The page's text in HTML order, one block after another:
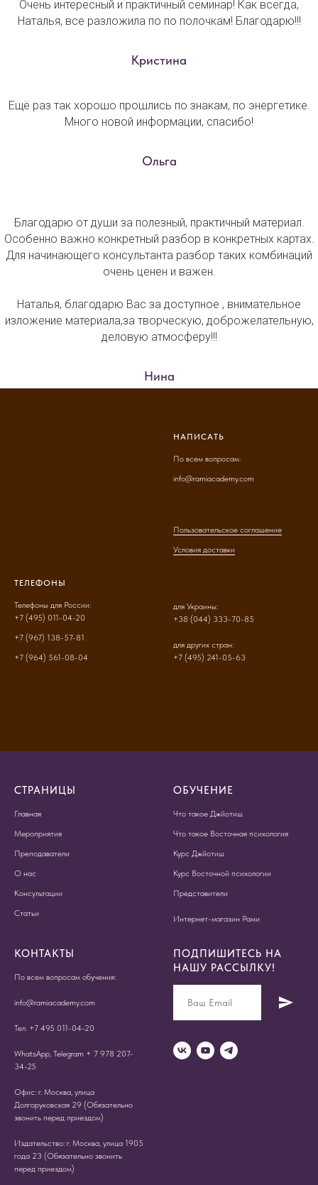
Очень интересный и практичный семинар! Как всегда,
Наталья, все разложила по по полочкам! Благодарю!!!
Кристина
Ещё раз так хорошо прошлись по знакам, по энергетике.
Много новой информации, спасибо!
Ольга
Благодарю от души за полезный, практичный материал.
Особенно важно конкретный разбор в конкретных картах.
Для начинающего консультанта разбор таких комбинаций
очень ценен и важен.
Наталья, благодарю Вас за доступное , внимательное
изложение материала,за творческую, доброжелательную,
деловую атмосферу!!!
Нина
НАПИСАТЬ
По всем вопросам:
info@ramiacademy.com
Пользовательское соглашение
Условия доставки
ТЕЛЕФОНЫ
Телефоны для России:
+7 (495) 011-04-20
+7 (967) 138-57-81
+7 (964) 561-08-04
для Украины:
+38 (044) 333-70-85
для других стран:
+7 (495) 241-05-63
СТРАНИЦЫ
Главная
Мероприятия
Преподаватели
О нас
Консультации
Статьи
ОБУЧЕНИЕ
Что такое Джйотиш
Что такое Восточная психология
Курс Джйотиш
Курс Восточной психологии
Представители
Интернет-магазин Рами
КОНТАКТЫ
По всем вопросам обучения:
info@ramiacademy.com
Тел. +7 495 011-04-20
WhatsApp, Telegram + 7 978 207-
34-25
Офис: г. Москва, улица
Долгоруковская 29 (Обязательно
звонить перед приездом)
Издательство: г. Москва, улица 1905
года 23 (Обязательно звонить
перед приездом)
ПОДПИШИТЕСЬ НА
НАШУ РАССЫЛКУ!